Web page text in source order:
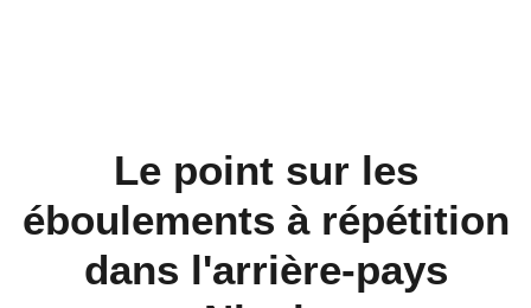
Le point sur les
éboulements à répétition
dans l'arrière-pays